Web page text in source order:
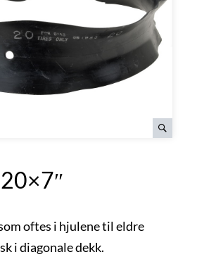
oftes i hjulene til eldre
i diagonale dekk.